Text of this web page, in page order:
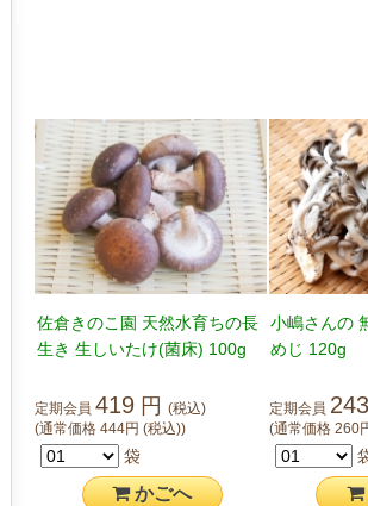
佐倉きのこ園 天然水育ちの長
生き 生しいたけ(菌床) 100g
定期会員 419 円(税込)
(通常価格444円(税込))
袋
かごへ
小嶋さんの
めじ 120g
定期会員 243
(通常価格 260